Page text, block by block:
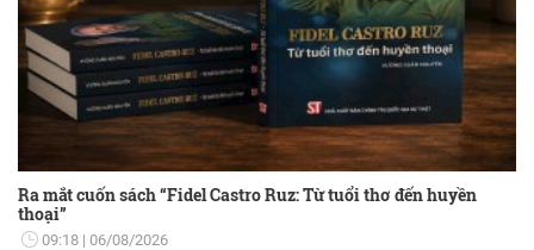
Ra mắt cuốn sách “Fidel Castro Ruz: Từ tuổi thơ đến huyền
thoại”
09:18 06/08/2026